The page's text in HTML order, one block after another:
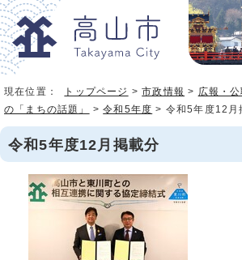
現在位置： トップページ >市政情報 > 広報・公
の「まちの話題」
>令和5年度 > 令和5年度12月
令和5年度12月掲載分